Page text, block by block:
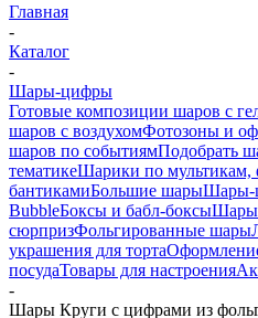
Главная
-
Каталог
-
Шары-цифры
Готовые композиции шаров с
шаров с воздухомФотозоны и
шаров по событиямПодобрать
тематикеШарики по мультикам,
бантикамиБольшие шарыШары-
BubbleБоксы и бабл-боксыШары
сюрпризФольгированные шары
украшения для торта
посудаТовары для настроения
-
Шары Круги с цифрами из